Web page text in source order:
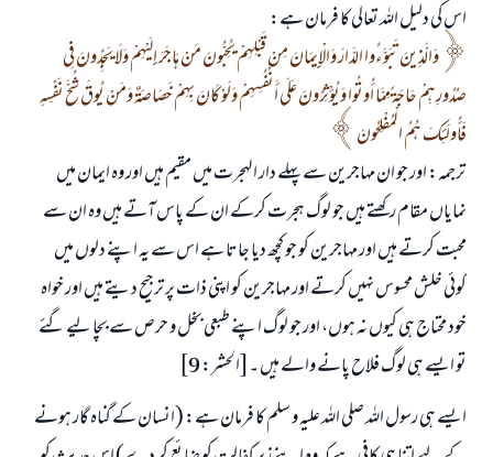
اس کی دلیل اللہ تعالی کا فرمان ہے:
وَالَّذِينَ تَبَوَّءُوا الدَّارَ وَالْإِيمَانَ مِنْ قَبْلِهِمْ يُحِبُّونَ مَنْ هَاجَرَ إِلَيْهِمْ وَلَا يَجِدُونَ فِي
صُدُورِهِمْ حَاجَةً مِمَّا أُوتُوا وَيُؤْثِرُونَ عَلَى أَنْفُسِهِمْ وَلَوْ كَانَ بِهِمْ خَصَاصَةٌ وَمَنْ يُوقَ شُحَّ نَفْسِهِ
فَأُولَئِكَ هُمُ الْمُفْلِحُونَ
ترجمہ: اور جو ان مہاجرین سے پہلے دار الہجرت میں مقیم ہیں اور وہ ایمان میں
نمایاں مقام رکھتے ہیں جو لوگ ہجرت کرکے ان کے پاس آتے ہیں وہ ان سے
محبت کرتے ہیں اور مہاجرین کو جو کچھ دیا جاتا ہے اس سے یہ اپنے دلوں میں
کوئی خلش محسوس نہیں کرتے اور مہاجرین کو اپنی ذات پر ترجیح دیتے ہیں اور خواہ
خود محتاج ہی کیوں نہ ہوں، اور جو لوگ اپنے طبعی بخل و حرص سے بچا لیے گئے
تو ایسے ہی لوگ فلاح پانے والے ہیں ۔[الحشر: 9]
ایسے ہی رسول اللہ صلی اللہ علیہ و سلم کا فرمان ہے: (انسان کے گناہ گار ہونے